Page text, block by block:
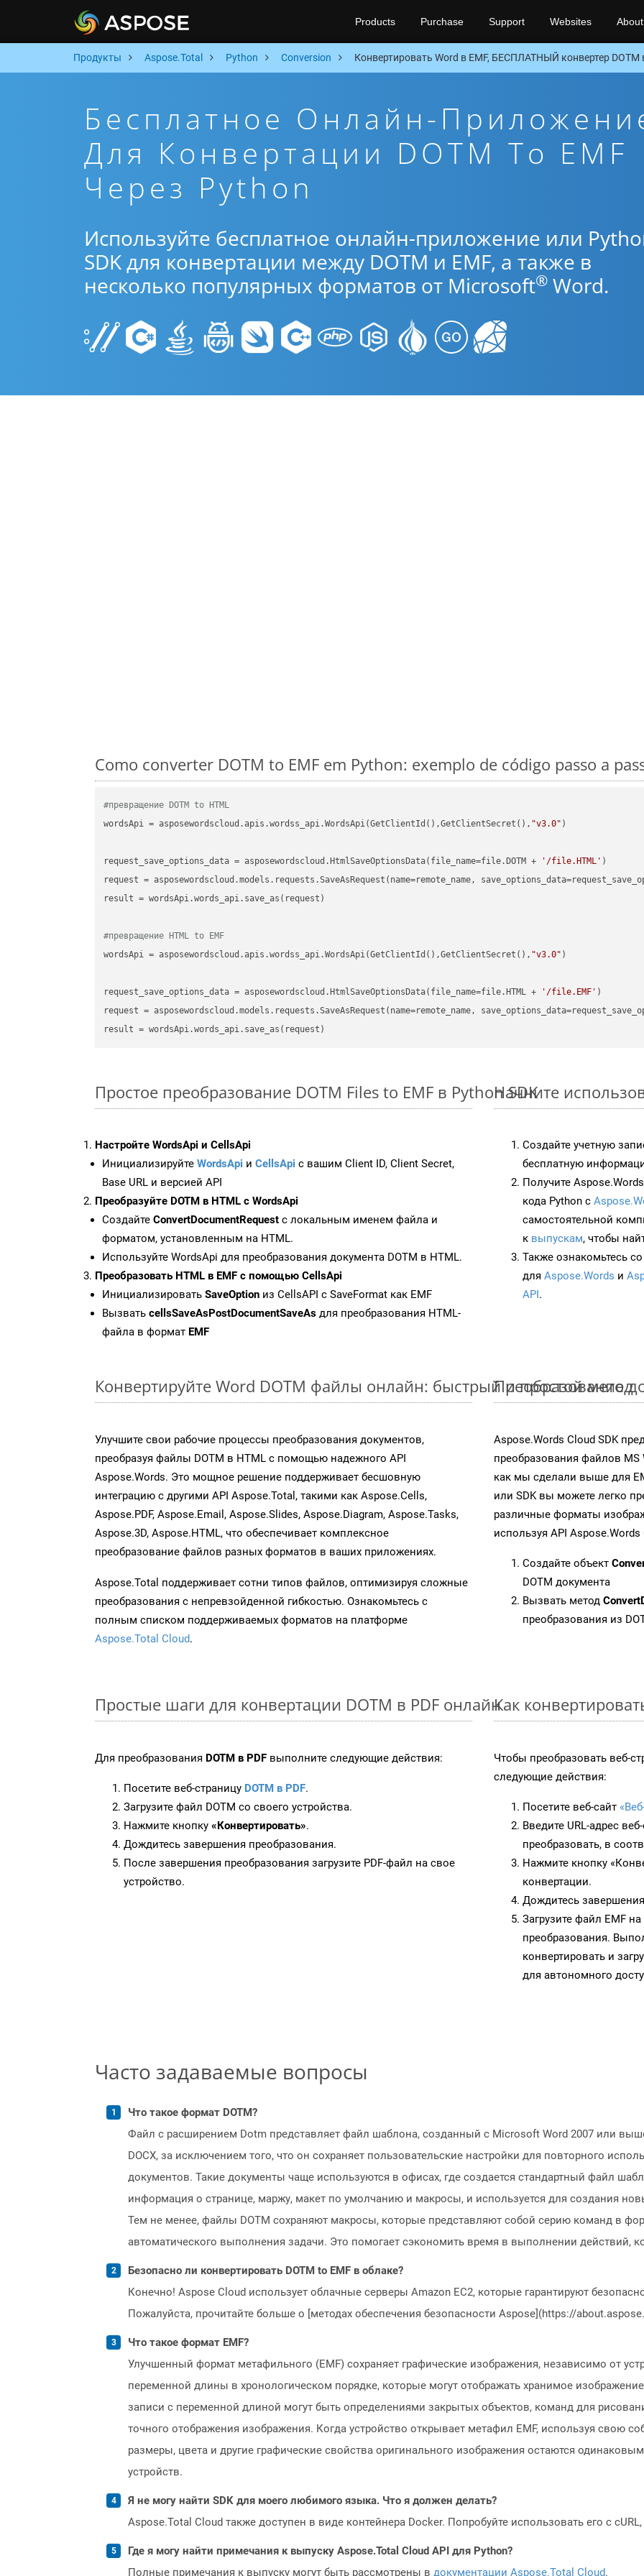
Products Purchase Support Websites About
Продукты Aspose.Total Python Conversion Конвертировать Word в EMF, БЕСПЛАТНЫЙ конвертер DOTM
Бесплатное Онлайн-
Для Конвертации DOTM To EMF
Через Python
Используйте бесплатное онлайн-приложение или
SDK для конвертации между DOTM и EMF, а также в
несколько популярных форматов от Microsoft® Word.
Como converter DOTM to EMF em Python: exemplo de código passo a
#превращение DOTM to HTML
wordsApi = asposewordscloud.apis.wordss_api.WordsApi(GetClientId(),GetClientSecret(), "v3.0" )
request_save_options_data = asposewordscloud.HtmlSaveOptionsData(file_name=file.DOTM + '/file.HTML'
request
result = wordsApi.words_api.save_as(request)
#превращение HTML to EMF
wordsApi = asposewordscloud.apis.wordss_api.WordsApi(GetClientId(),GetClientSecret(), "v3.0" )
request_save_options_data = asposewordscloud.HtmlSaveOptionsData(file_name=file.HTML + '/file.EMF'
request
result
Простое преобразование DOTM Files to EMF в Python SDK
Настройте WordsApi и CellsApi
Инициализируйте WordsApi и CellsApi с вашим Client ID, Client Secret,
Base URL и версией API
Преобразуйте DOTM в HTML с WordsApi
Создайте ConvertDocumentRequest с локальным именем файла и
форматом, установленным на HTML.
Используйте WordsApi для преобразования документа DOTM в HTML.
Преобразовать HTML в EMF с помощью CellsApi
Инициализировать SaveOption из CellsAPI с SaveFormat как EMF
Вызвать cellsSaveAsPostDocumentSaveAs для преобразования HTML-
файла в формат EMF
Начните
Создайте учетную
бесплатную
Получите
кода Python с
самостоятельной
к выпускам, чтобы
Также ознакомьтесь
для Aspose.Words и
API.
Конвертируйте Word DOTM файлы онлайн: быстрый и простой метод
Улучшите свои рабочие процессы преобразования документов,
преобразуя файлы DOTM в HTML с помощью надежного API
Aspose.Words. Это мощное решение поддерживает бесшовную
интеграцию с другими API Aspose.Total, такими как Aspose.Cells,
Aspose.PDF, Aspose.Email, Aspose.Slides, Aspose.Diagram, Aspose.Tasks,
Aspose.3D, Aspose.HTML, что обеспечивает комплексное
преобразование файлов разных форматов в ваших приложениях.
Aspose.Total поддерживает сотни типов файлов, оптимизируя сложные
преобразования с непревзойденной гибкостью. Ознакомьтесь с
полным списком поддерживаемых форматов на платформе
Aspose.Total Cloud.
Преобразование
Aspose.Words Cloud SDK
преобразования файлов
как мы сделали выше для
или SDK вы можете легко
различные форматы
используя API Aspose.Words
Создайте объект
DOTM документа
Вызвать метод
преобразования из
Простые шаги для конвертации DOTM в PDF онлайн
Для преобразования DOTM в PDF выполните следующие действия:
Посетите веб-страницу DOTM в PDF.
Загрузите файл DOTM со своего устройства.
Нажмите кнопку «Конвертировать».
Дождитесь завершения преобразования.
После завершения преобразования загрузите PDF-файл на свое
устройство.
Как
Чтобы преобразовать веб-
следующие действия:
Посетите веб-сайт
Введите URL-адрес
преобразовать, в
Нажмите кнопку
конвертации.
Дождитесь
Загрузите файл EMF
преобразования.
конвертировать и
для автономного
Часто задаваемые вопросы
Что такое формат DOTM?
Файл с расширением Dotm представляет файл шаблона, созданный с Microsoft Word 2007 или
DOCX, за исключением того, что он сохраняет пользовательские настройки для повторного
документов. Такие документы чаще используются в офисах, где создается стандартный файл
информация о странице, маржу, макет по умолчанию и макросы, и используется для создания
Тем не менее, файлы DOTM сохраняют макросы, которые представляют собой серию команд в
автоматического выполнения задачи. Это помогает сэкономить время в выполнении действий,
Безопасно ли конвертировать DOTM to EMF в облаке?
Конечно! Aspose Cloud использует облачные серверы Amazon EC2, которые гарантируют
Пожалуйста, прочитайте больше о [методах обеспечения безопасности Aspose](https://
Что такое формат EMF?
Улучшенный формат метафильного (EMF) сохраняет графические изображения, независимо от
переменной длины в хронологическом порядке, которые могут отображать хранимое
записи с переменной длиной могут быть определениями закрытых объектов, команд для
точного отображения изображения. Когда устройство открывает метафил EMF, используя свою
размеры, цвета и другие графические свойства оригинального изображения остаются
устройств.
Я не могу найти SDK для моего любимого языка. Что я должен делать?
Aspose.Total Cloud также доступен в виде контейнера Docker. Попробуйте использовать его с
Где я могу найти примечания к выпуску Aspose.Total Cloud API для Python?
Полные примечания к выпуску могут быть рассмотрены в документации Aspose.Total Cloud.